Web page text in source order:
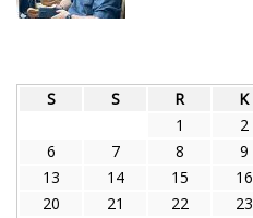
S
S R K
1
2
6
7 8 9
13
14 15 16
20
21 22 23